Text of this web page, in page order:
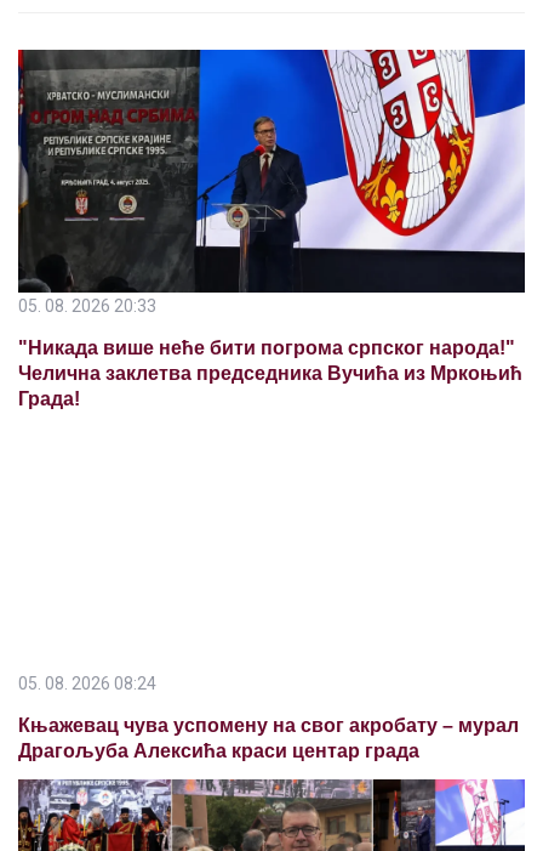
05. 08. 2026 20:33
"Никада више неће бити погрома српског народа!"
Челична заклетва председника Вучића из Мркоњић
Града!
05. 08. 2026 17:57